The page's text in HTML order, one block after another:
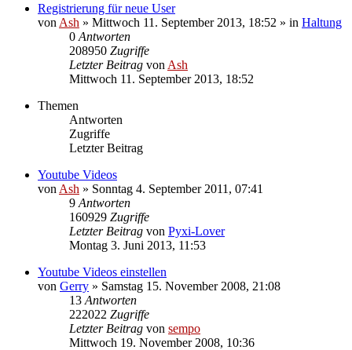
Registrierung für neue User
von Ash » Mittwoch 11. September 2013, 18:52 » in Haltung
0 Antworten
208950 Zugriffe
Letzter Beitrag von Ash
Mittwoch 11. September 2013, 18:52
Themen
Antworten
Zugriffe
Letzter Beitrag
Youtube Videos
von Ash » Sonntag 4. September 2011, 07:41
9 Antworten
160929 Zugriffe
Letzter Beitrag von Pyxi-Lover
Montag 3. Juni 2013, 11:53
Youtube Videos einstellen
von Gerry » Samstag 15. November 2008, 21:08
13 Antworten
222022 Zugriffe
Letzter Beitrag von sempo
Mittwoch 19. November 2008, 10:36